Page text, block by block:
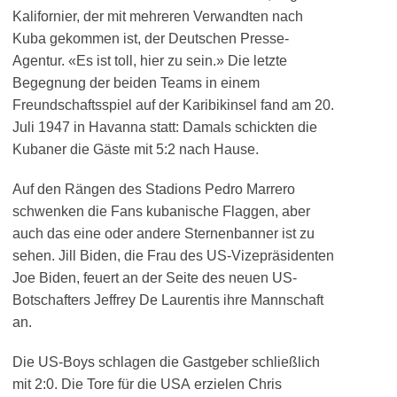
Kalifornier, der mit mehreren Verwandten nach
Kuba gekommen ist, der Deutschen Presse-
Agentur. «Es ist toll, hier zu sein.» Die letzte
Begegnung der beiden Teams in einem
Freundschaftsspiel auf der Karibikinsel fand am 20.
Juli 1947 in Havanna statt: Damals schickten die
Kubaner die Gäste mit 5:2 nach Hause.
Auf den Rängen des Stadions Pedro Marrero
schwenken die Fans kubanische Flaggen, aber
auch das eine oder andere Sternenbanner ist zu
sehen. Jill Biden, die Frau des US-Vizepräsidenten
Joe Biden, feuert an der Seite des neuen US-
Botschafters Jeffrey De Laurentis ihre Mannschaft
an.
Die US-Boys schlagen die Gastgeber schließlich
mit 2:0. Die Tore für die USA erzielen Chris